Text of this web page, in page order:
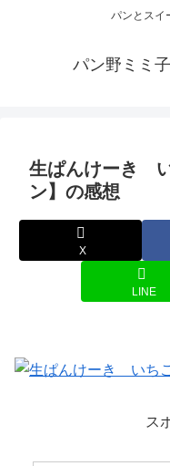
パンとスイ
パン野ミミ
生ぱんけーき
ン】の感想
X
LINE
ス